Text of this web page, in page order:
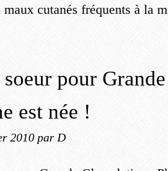
cutanés fréquents à la
pour
est née !
2010 par D